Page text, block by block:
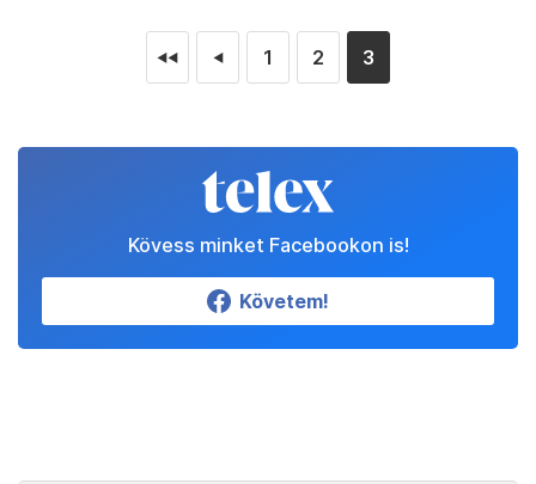
◄◄ ◄ 1 2 3
Kövess minket Facebookon is!
Követem!